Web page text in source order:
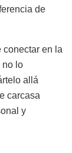
de
conectar en la
no lo
allá
carcasa
y